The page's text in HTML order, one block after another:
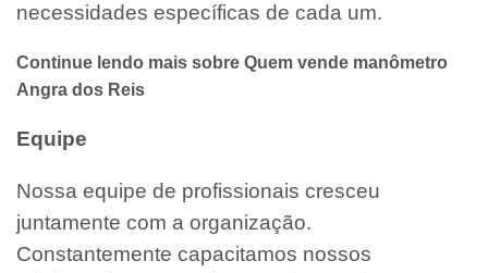
necessidades específicas de cada um.
Continue lendo mais sobre Quem vende manômetro
Angra dos Reis
Equipe
Nossa equipe de profissionais cresceu
juntamente com a organização.
Constantemente capacitamos nossos